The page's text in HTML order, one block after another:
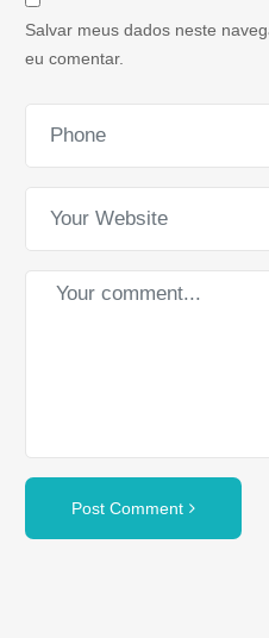
Salvar meus dados neste
eu comentar.
Post Comment